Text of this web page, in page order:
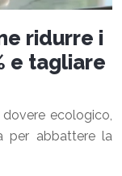
ridurre i
e tagliare
ecologico,
per abbattere la